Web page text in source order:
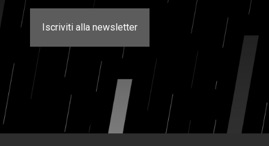
Iscriviti alla newsletter